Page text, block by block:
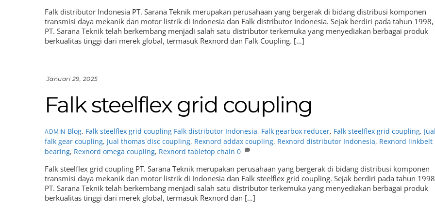
Falk distributor Indonesia PT. Sarana Teknik merupakan perusahaan yang bergerak di bidang distribusi komponen
transmisi daya mekanik dan motor listrik di Indonesia dan Falk distributor Indonesia. Sejak berdiri pada tahun 1998,
PT. Sarana Teknik telah berkembang menjadi salah satu distributor terkemuka yang menyediakan berbagai produk
berkualitas tinggi dari merek global, termasuk Rexnord dan Falk Coupling. […]
Januari 29, 2025
Falk steelflex grid coupling
ADMIN Blog, Falk steelflex grid coupling Falk distributor Indonesia, Falk gearbox reducer, Falk steelflex grid coupling,
falk gear coupling, Jual thomas disc coupling, Rexnord addax coupling, Rexnord distributor Indonesia, Rexnord linkbelt
bearing, Rexnord omega coupling, Rexnord tabletop chain 0
Falk steelflex grid coupling PT. Sarana Teknik merupakan perusahaan yang bergerak di bidang distribusi komponen
transmisi daya mekanik dan motor listrik di Indonesia dan Falk steelflex grid coupling. Sejak berdiri pada tahun
PT. Sarana Teknik telah berkembang menjadi salah satu distributor terkemuka yang menyediakan berbagai produk
berkualitas tinggi dari merek global, termasuk Rexnord dan […]